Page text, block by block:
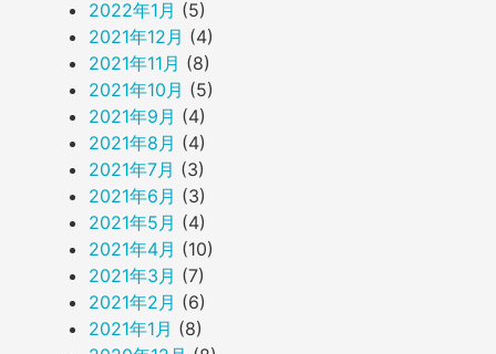
2022年1月 (5)
2021年12月 (4)
2021年11月 (8)
2021年10月 (5)
2021年9月 (4)
2021年8月 (4)
2021年7月 (3)
2021年6月 (3)
2021年5月 (4)
2021年4月 (10)
2021年3月 (7)
2021年2月 (6)
2021年1月 (8)